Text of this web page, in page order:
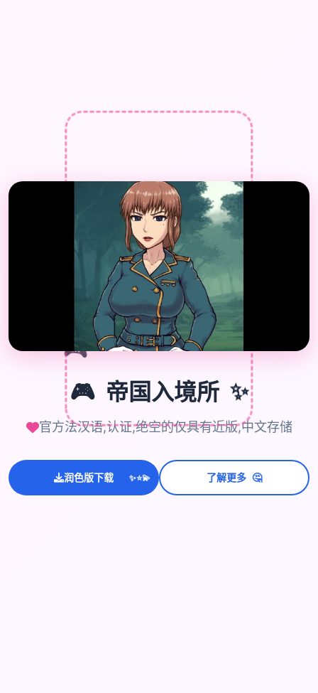
🎮
🎮 帝国入境所 ✨
官方法汉语,认证,绝空的仅具有近版,中文存储
润色版下载 ✨
⭐💫 了解更多 🤔